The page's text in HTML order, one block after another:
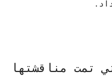
تمت مناقشتها